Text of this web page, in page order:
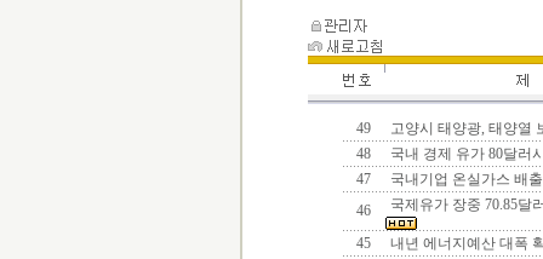
49
고양시 태양광, 태양열
48
국내 경제 유가 80달러
47
국내기업 온실가스 배
46
국제유가 장중 70.85달
45
내년 에너지예산 대폭